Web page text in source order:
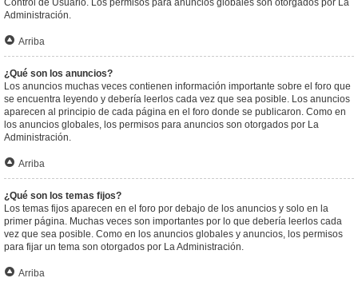
Control de Usuario. Los permisos para anuncios globales son otorgados por La
Administración.
Arriba
¿Qué son los anuncios?
Los anuncios muchas veces contienen información importante sobre el foro que
se encuentra leyendo y debería leerlos cada vez que sea posible. Los anuncios
aparecen al principio de cada página en el foro donde se publicaron. Como en
los anuncios globales, los permisos para anuncios son otorgados por La
Administración.
Arriba
¿Qué son los temas fijos?
Los temas fijos aparecen en el foro por debajo de los anuncios y solo en la
primer página. Muchas veces son importantes por lo que debería leerlos cada
vez que sea posible. Como en los anuncios globales y anuncios, los permisos
para fijar un tema son otorgados por La Administración.
Arriba